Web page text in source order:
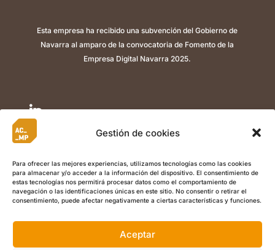
Gestión de cookies
Para ofrecer las mejores experiencias, utilizamos tecnologías como las cookies
para almacenar y/o acceder a la información del dispositivo. El consentimiento de
estas tecnologías nos permitirá procesar datos como el comportamiento de
navegación o las identificaciones únicas en este sitio. No consentir o retirar el
consentimiento, puede afectar negativamente a ciertas características y funciones.
Aceptar
Esta empresa ha recibido una subvención del Gobierno de
Navarra al amparo de la convocatoria de Fomento de la
Empresa Digital Navarra 2025.


